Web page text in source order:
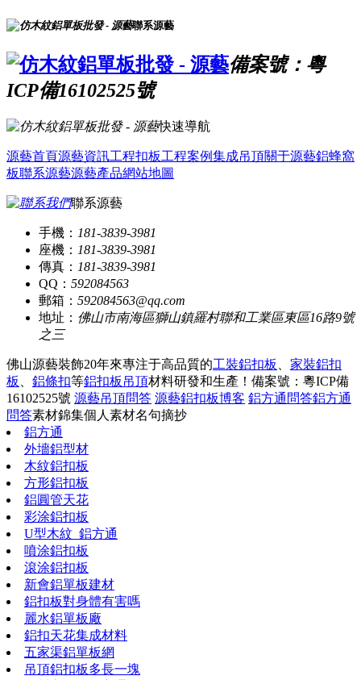
聯系源藝
備案號：粵
ICP備16102525號
快速導航
源藝首頁源藝資訊工程扣板工程案例集成吊頂關于源藝鋁蜂窩
板聯系源藝源藝產品網站地圖
聯系源藝
手機： 181-3839-3981
座機： 181-3839-3981
傳真： 181-3839-3981
QQ： 592084563
郵箱： 592084563@qq.com
地址： 佛山市南海區獅山鎮羅村聯和工業區東區16路9號
之三
佛山源藝裝飾20年來專注于高品質的工裝鋁扣板 、 家裝鋁扣
板 、 鋁條扣等鋁扣板吊頂材料研發和生產！ 備案號：粵ICP備
16102525號 源藝吊頂問答 源藝鋁扣板博客 鋁方通問答鋁方通
問答素材錦集個人素材名句摘抄
鋁方通
外墻鋁型材
木紋鋁扣板
方形鋁扣板
鋁圓管天花
彩涂鋁扣板
U型木紋_鋁方通
噴涂鋁扣板
滾涂鋁扣板
新會鋁單板建材
鋁扣板對身體有害嗎
麗水鋁單板廠
鋁扣天花集成材料
五家渠鋁單板網
吊頂鋁扣板多長一塊